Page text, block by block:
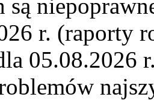
są
r. (raporty
05.08.2026